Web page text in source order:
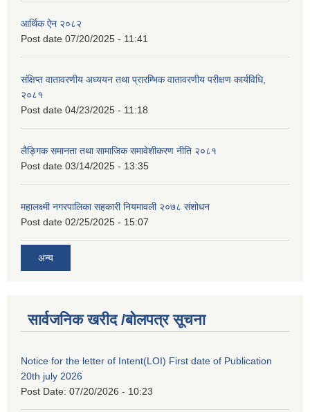
आर्थिक ऐन २०८२
Post date 07/20/2025 - 11:41
संक्षिप्त वातावरणीय अध्ययन तथा प्रारम्भिक वातावरणीय परीक्षण कार्यविधि,
२०८१
Post date 04/23/2025 - 11:18
लैङ्गिक समानता तथा सामाजिक समावेशीकरण नीति २०८१
Post date 03/14/2025 - 13:35
महालक्ष्मी नगरपालिका सहकारी नियमावली २०७८ संशोधन
Post date 02/25/2025 - 15:07
अन्य
सार्वजनिक खरीद /बोलपत्र सूचना
Notice for the letter of Intent(LOI) First date of Publication
20th july 2026
Post Date: 07/20/2026 - 10:23